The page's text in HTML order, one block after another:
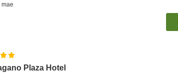
mae
Plaza Hotel